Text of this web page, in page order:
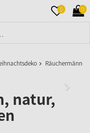
0 0
Räuchermänner
natur,